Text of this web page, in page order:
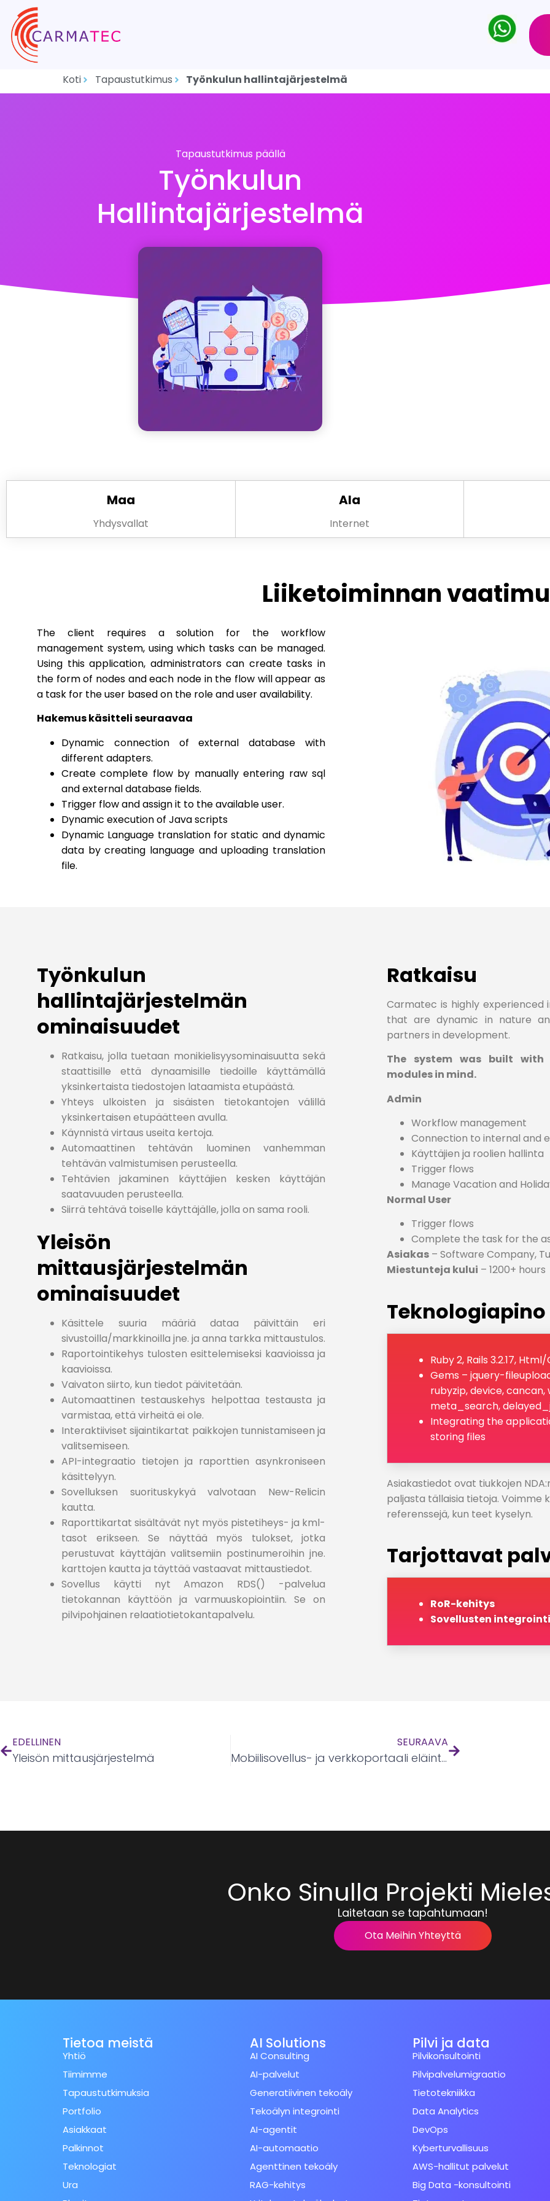
Koti Tapaustutkimus Työnkulun hallintajärjestelmä
Tapaustutkimus päällä
Työnkulun
Hallintajärjestelmä
Maa
Yhdysvallat
Ala
Internet
Liiketoiminnan
The client requires a solution for the workflow
management system, using which tasks can be managed.
Using this application, administrators can create tasks in
the form of nodes and each node in the flow will appear as
a task for the user based on the role and user availability.
Hakemus käsitteli seuraavaa
Dynamic connection of external database with
different adapters.
Create complete flow by manually entering raw sql
and external database fields.
Trigger flow and assign it to the available user.
Dynamic execution of Java scripts
Dynamic Language translation for static and dynamic
data by creating language and uploading translation
file.
Työnkulun
hallintajärjestelmän
ominaisuudet
Ratkaisu, jolla tuetaan monikielisyysominaisuutta sekä
staattisille että dynaamisille tiedoille käyttämällä
yksinkertaista tiedostojen lataamista etupäästä.
Yhteys ulkoisten ja sisäisten tietokantojen välillä
yksinkertaisen etupäätteen avulla.
Käynnistä virtaus useita kertoja.
Automaattinen tehtävän luominen vanhemman
tehtävän valmistumisen perusteella.
Tehtävien jakaminen käyttäjien kesken käyttäjän
saatavuuden perusteella.
Siirrä tehtävä toiselle käyttäjälle, jolla on sama rooli.
Yleisön
mittausjärjestelmän
ominaisuudet
Käsittele suuria määriä dataa päivittäin eri
sivustoilla/markkinoilla jne. ja anna tarkka mittaustulos.
Raportointikehys tulosten esittelemiseksi kaavioissa ja
kaavioissa.
Vaivaton siirto, kun tiedot päivitetään.
Automaattinen testauskehys helpottaa testausta ja
varmistaa, että virheitä ei ole.
Interaktiiviset sijaintikartat paikkojen tunnistamiseen ja
valitsemiseen.
API-integraatio tietojen ja raporttien asynkroniseen
käsittelyyn.
Sovelluksen suorituskykyä valvotaan New-Relicin
kautta.
Raporttikartat sisältävät nyt myös pistetiheys- ja kml-
tasot erikseen. Se näyttää myös tulokset, jotka
perustuvat käyttäjän valitsemiin postinumeroihin jne.
karttojen kautta ja täyttää vastaavat mittaustiedot.
Sovellus käytti nyt Amazon RDS() -palvelua
tietokannan käyttöön ja varmuuskopiointiin. Se on
pilvipohjainen relaatiotietokantapalvelu.
Ratkaisu
Carmatec is highly experienced
that are dynamic in nature
partners in development.
The system was built
modules in mind.
Admin
Workflow management
Connection to internal and
Käyttäjien ja roolien hallinta
Trigger flows
Manage Vacation and
Normal User
Trigger flows
Complete the task for the
Asiakas – Software Company,
Miestunteja kului – 1200+ hours
Teknologiapino
Ruby 2, Rails 3.2.17, Html/
Gems – jquery-
rubyzip, device,
meta_search,
Integrating the
storing files
Asiakastiedot ovat tiukkojen
paljasta tällaisia tietoja. Voimme
referenssejä, kun teet kyselyn.
Tarjottavat
RoR-kehitys
Sovellusten
EDELLINEN
Yleisön mittausjärjestelmä
SEURAAVA
Mobiilisovellus- ja verkkoportaali eläinten omistajille
Onko Sinulla Projekti
Laitetaan se tapahtumaan!
Ota Meihin Yhteyttä
Tietoa meistä
Yhtiö
Tiimimme
Tapaustutkimuksia
Portfolio
Asiakkaat
Palkinnot
Teknologiat
Ura
AI Solutions
AI Consulting
AI-palvelut
Generatiivinen tekoäly
Tekoälyn integrointi
AI-agentit
AI-automaatio
Agenttinen tekoäly
RAG-kehitys
Pilvi ja data
Pilvikonsultointi
Pilvipalvelumigraatio
Tietotekniikka
Data Analytics
DevOps
Kyberturvallisuus
AWS-hallitut palvelut
Big Data -konsultointi